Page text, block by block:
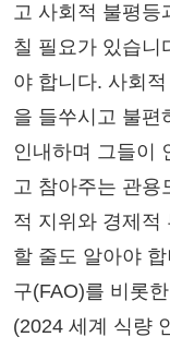
고 사회적 불평등
칠 필요가 있습니
야 합니다. 사회
을 들쑤시고 불편
인내하며 그들이
고 참아주는 관용
적 지위와 경제적
할 줄도 알아야
구(FAO)를 비롯
(2024 세계 식량